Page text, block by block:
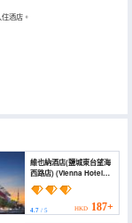
酒店。
維也納酒店(鹽城東台望海
西路店) (Vienna Hotel
(Wanghai West Road,
Dongtai))
4.7/ 5 HKD 187+